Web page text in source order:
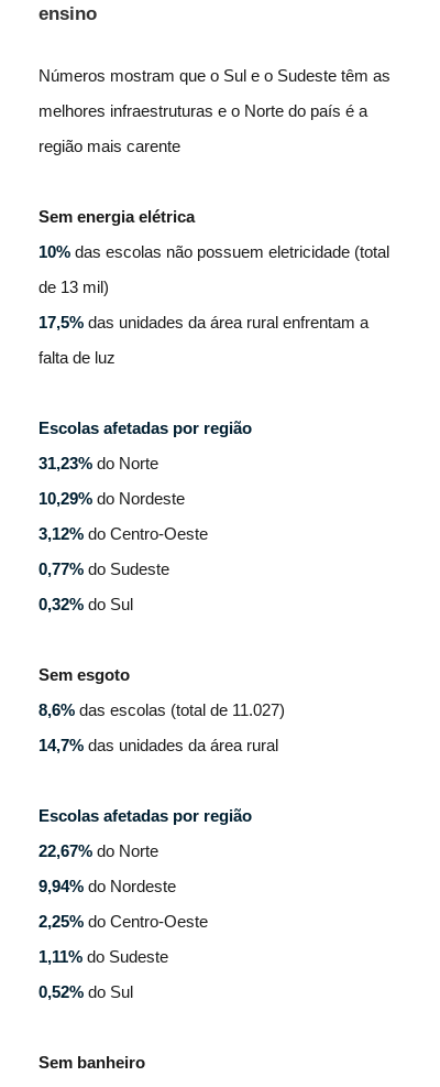
ensino
Números mostram que o Sul e o Sudeste têm as
melhores infraestruturas e o Norte do país é a
região mais carente
Sem energia elétrica
10% das escolas não possuem eletricidade (total
de 13 mil)
17,5% das unidades da área rural enfrentam a
falta de luz
Escolas afetadas por região
31,23% do Norte
10,29% do Nordeste
3,12% do Centro-Oeste
0,77% do Sudeste
0,32% do Sul
Sem esgoto
8,6% das escolas (total de 11.027)
14,7% das unidades da área rural
Escolas afetadas por região
22,67% do Norte
9,94% do Nordeste
2,25% do Centro-Oeste
1,11% do Sudeste
0,52% do Sul
Sem banheiro